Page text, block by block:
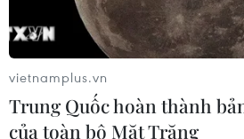
lãm thương mại quốc tế của Ấn
07/08/2026 23:08
Ngân hàng Trung ương Trung
vietnamplus.vn
Trung Quốc hoàn thành
của toàn bộ Mặt Trăng